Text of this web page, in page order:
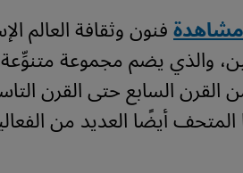
فنون وثقافة العالم
والذي يضم مجموعة
من القرن السابع حتى القرن
أيضًا العديد من